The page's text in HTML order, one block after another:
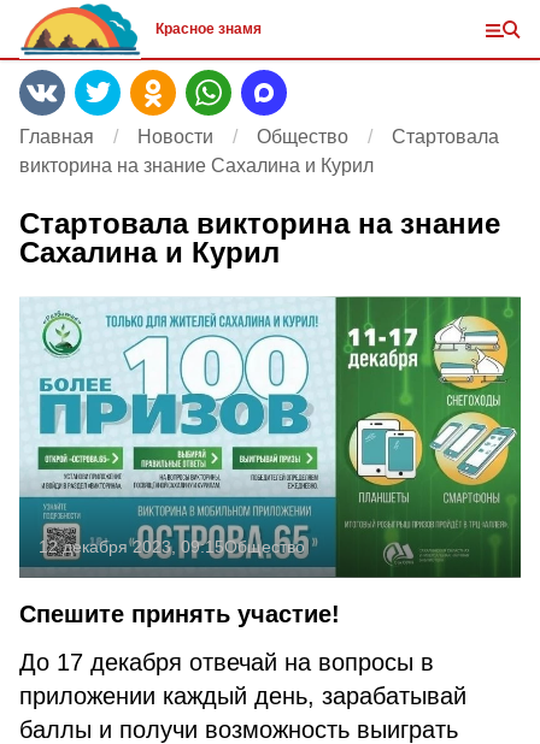
Красное знамя
Главная Новости Общество
Стартовала
викторина на знание Сахалина и Курил
Стартовала викторина на знание
Сахалина и Курил
12 декабря 2023, 09:15Общество
Спешите принять участие!
До 17 декабря отвечай на вопросы в
приложении каждый день, зарабатывай
баллы и получи возможность выиграть